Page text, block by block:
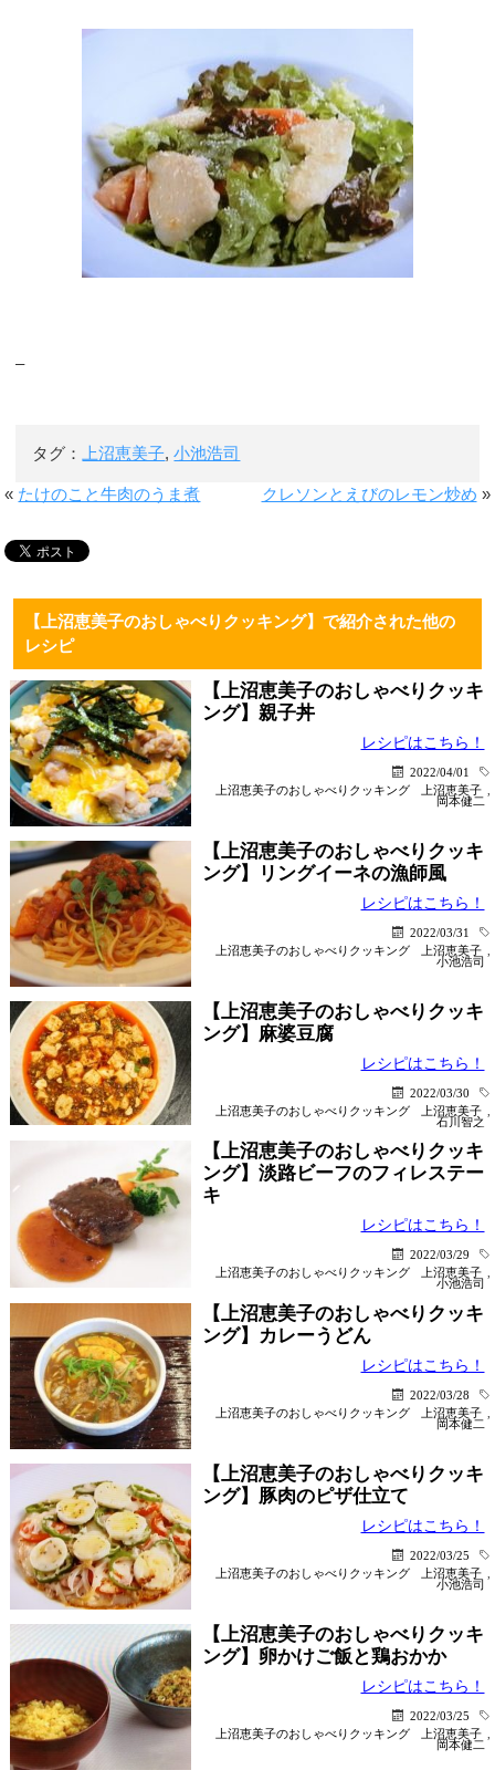
–
タグ： 上沼恵美子,小池浩司
« たけのこと牛肉のうま煮 クレソンとえびのレモン炒め »
【上沼恵美子のおしゃべりクッキング】で紹介された他の
レシピ
【上沼恵美子のおしゃべりクッキ
ング】親子丼
レシピはこちら！
2022/04/01
上沼恵美子のおしゃべりクッキング
上沼恵美子
岡本健二
【上沼恵美子のおしゃべりクッキ
ング】リングイーネの漁師風
レシピはこちら！
2022/03/31
上沼恵美子のおしゃべりクッキング
上沼恵美子
小池浩司
【上沼恵美子のおしゃべりクッキ
ング】麻婆豆腐
レシピはこちら！
2022/03/30
上沼恵美子のおしゃべりクッキング
上沼恵美子
石川智之
【上沼恵美子のおしゃべりクッキ
ング】淡路ビーフのフィレステー
キ
レシピはこちら！
2022/03/29
上沼恵美子のおしゃべりクッキング
上沼恵美子
小池浩司
【上沼恵美子のおしゃべりクッキ
ング】カレーうどん
レシピはこちら！
2022/03/28
上沼恵美子のおしゃべりクッキング
上沼恵美子
岡本健二
【上沼恵美子のおしゃべりクッキ
ング】豚肉のピザ仕立て
レシピはこちら！
2022/03/25
上沼恵美子のおしゃべりクッキング
上沼恵美子
小池浩司
【上沼恵美子のおしゃべりクッキ
ング】卵かけご飯と鶏おかか
レシピはこちら！
2022/03/25
上沼恵美子のおしゃべりクッキング
上沼恵美子
岡本健二